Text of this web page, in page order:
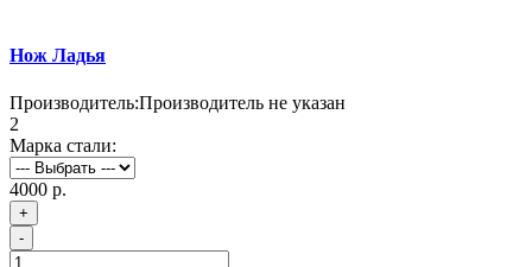
Нож Ладья
Производитель:Производитель не указан
2
Марка стали:
4000 р.
+
-